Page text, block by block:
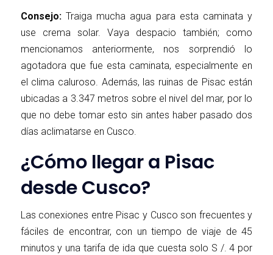
Consejo:Traiga mucha agua para esta caminata y
use crema solar. Vaya despacio también; como
mencionamos anteriormente, nos sorprendió lo
agotadora que fue esta caminata, especialmente en
el clima caluroso. Además, las ruinas de Pisac están
ubicadas a 3.347 metros sobre el nivel del mar, por lo
que no debe tomar esto sin antes haber pasado dos
días aclimatarse en Cusco.
¿Cómo llegar a Pisac
desde Cusco?
Las conexiones entre Pisac y Cusco son frecuentes y
fáciles de encontrar, con un tiempo de viaje de 45
minutos y una tarifa de ida que cuesta solo S /. 4 por